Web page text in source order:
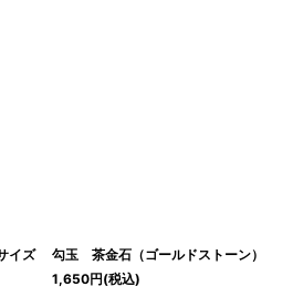
イズ
勾玉 茶金石（ゴールドストーン）
1,650円(税込)